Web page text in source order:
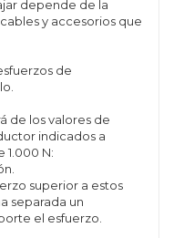
depende de la
y accesorios que
de
de los valores de
indicados a
1.000 N:
superior a estos
separada un
el esfuerzo.